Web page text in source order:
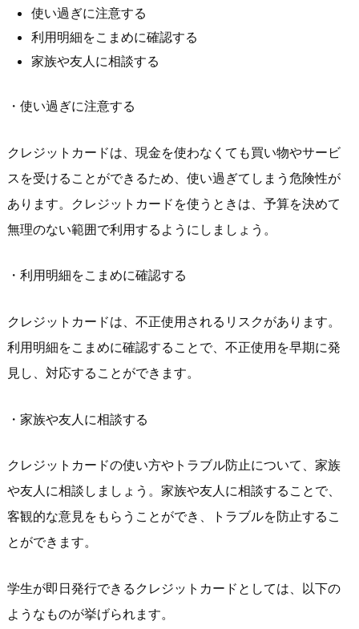
使い過ぎに注意する
利用明細をこまめに確認する
家族や友人に相談する
・使い過ぎに注意する
クレジットカードは、現金を使わなくても買い物やサービ
スを受けることができるため、使い過ぎてしまう危険性が
あります。クレジットカードを使うときは、予算を決めて
無理のない範囲で利用するようにしましょう。
・利用明細をこまめに確認する
クレジットカードは、不正使用されるリスクがあります。
利用明細をこまめに確認することで、不正使用を早期に発
見し、対応することができます。
・家族や友人に相談する
クレジットカードの使い方やトラブル防止について、家族
や友人に相談しましょう。家族や友人に相談することで、
客観的な意見をもらうことができ、トラブルを防止するこ
とができます。
学生が即日発行できるクレジットカードとしては、以下の
ようなものが挙げられます。